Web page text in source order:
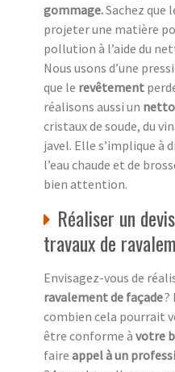
gommage.Sachez que
projeter une matière
pollution à l’aide du
Nous usons d’une
que le revêtement
réalisons aussi un
cristaux de soude, du
javel. Elle s’implique à
l’eau chaude et de
bien attention.
Réaliser un
travaux de
Envisagez-vous de
ravalement de façade?
combien cela pourrait
être conforme à votre
faire appel à un